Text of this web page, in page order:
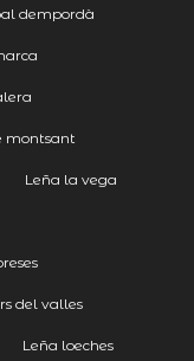
dempordà
montsant
Leña la vega
del valles
Leña loeches